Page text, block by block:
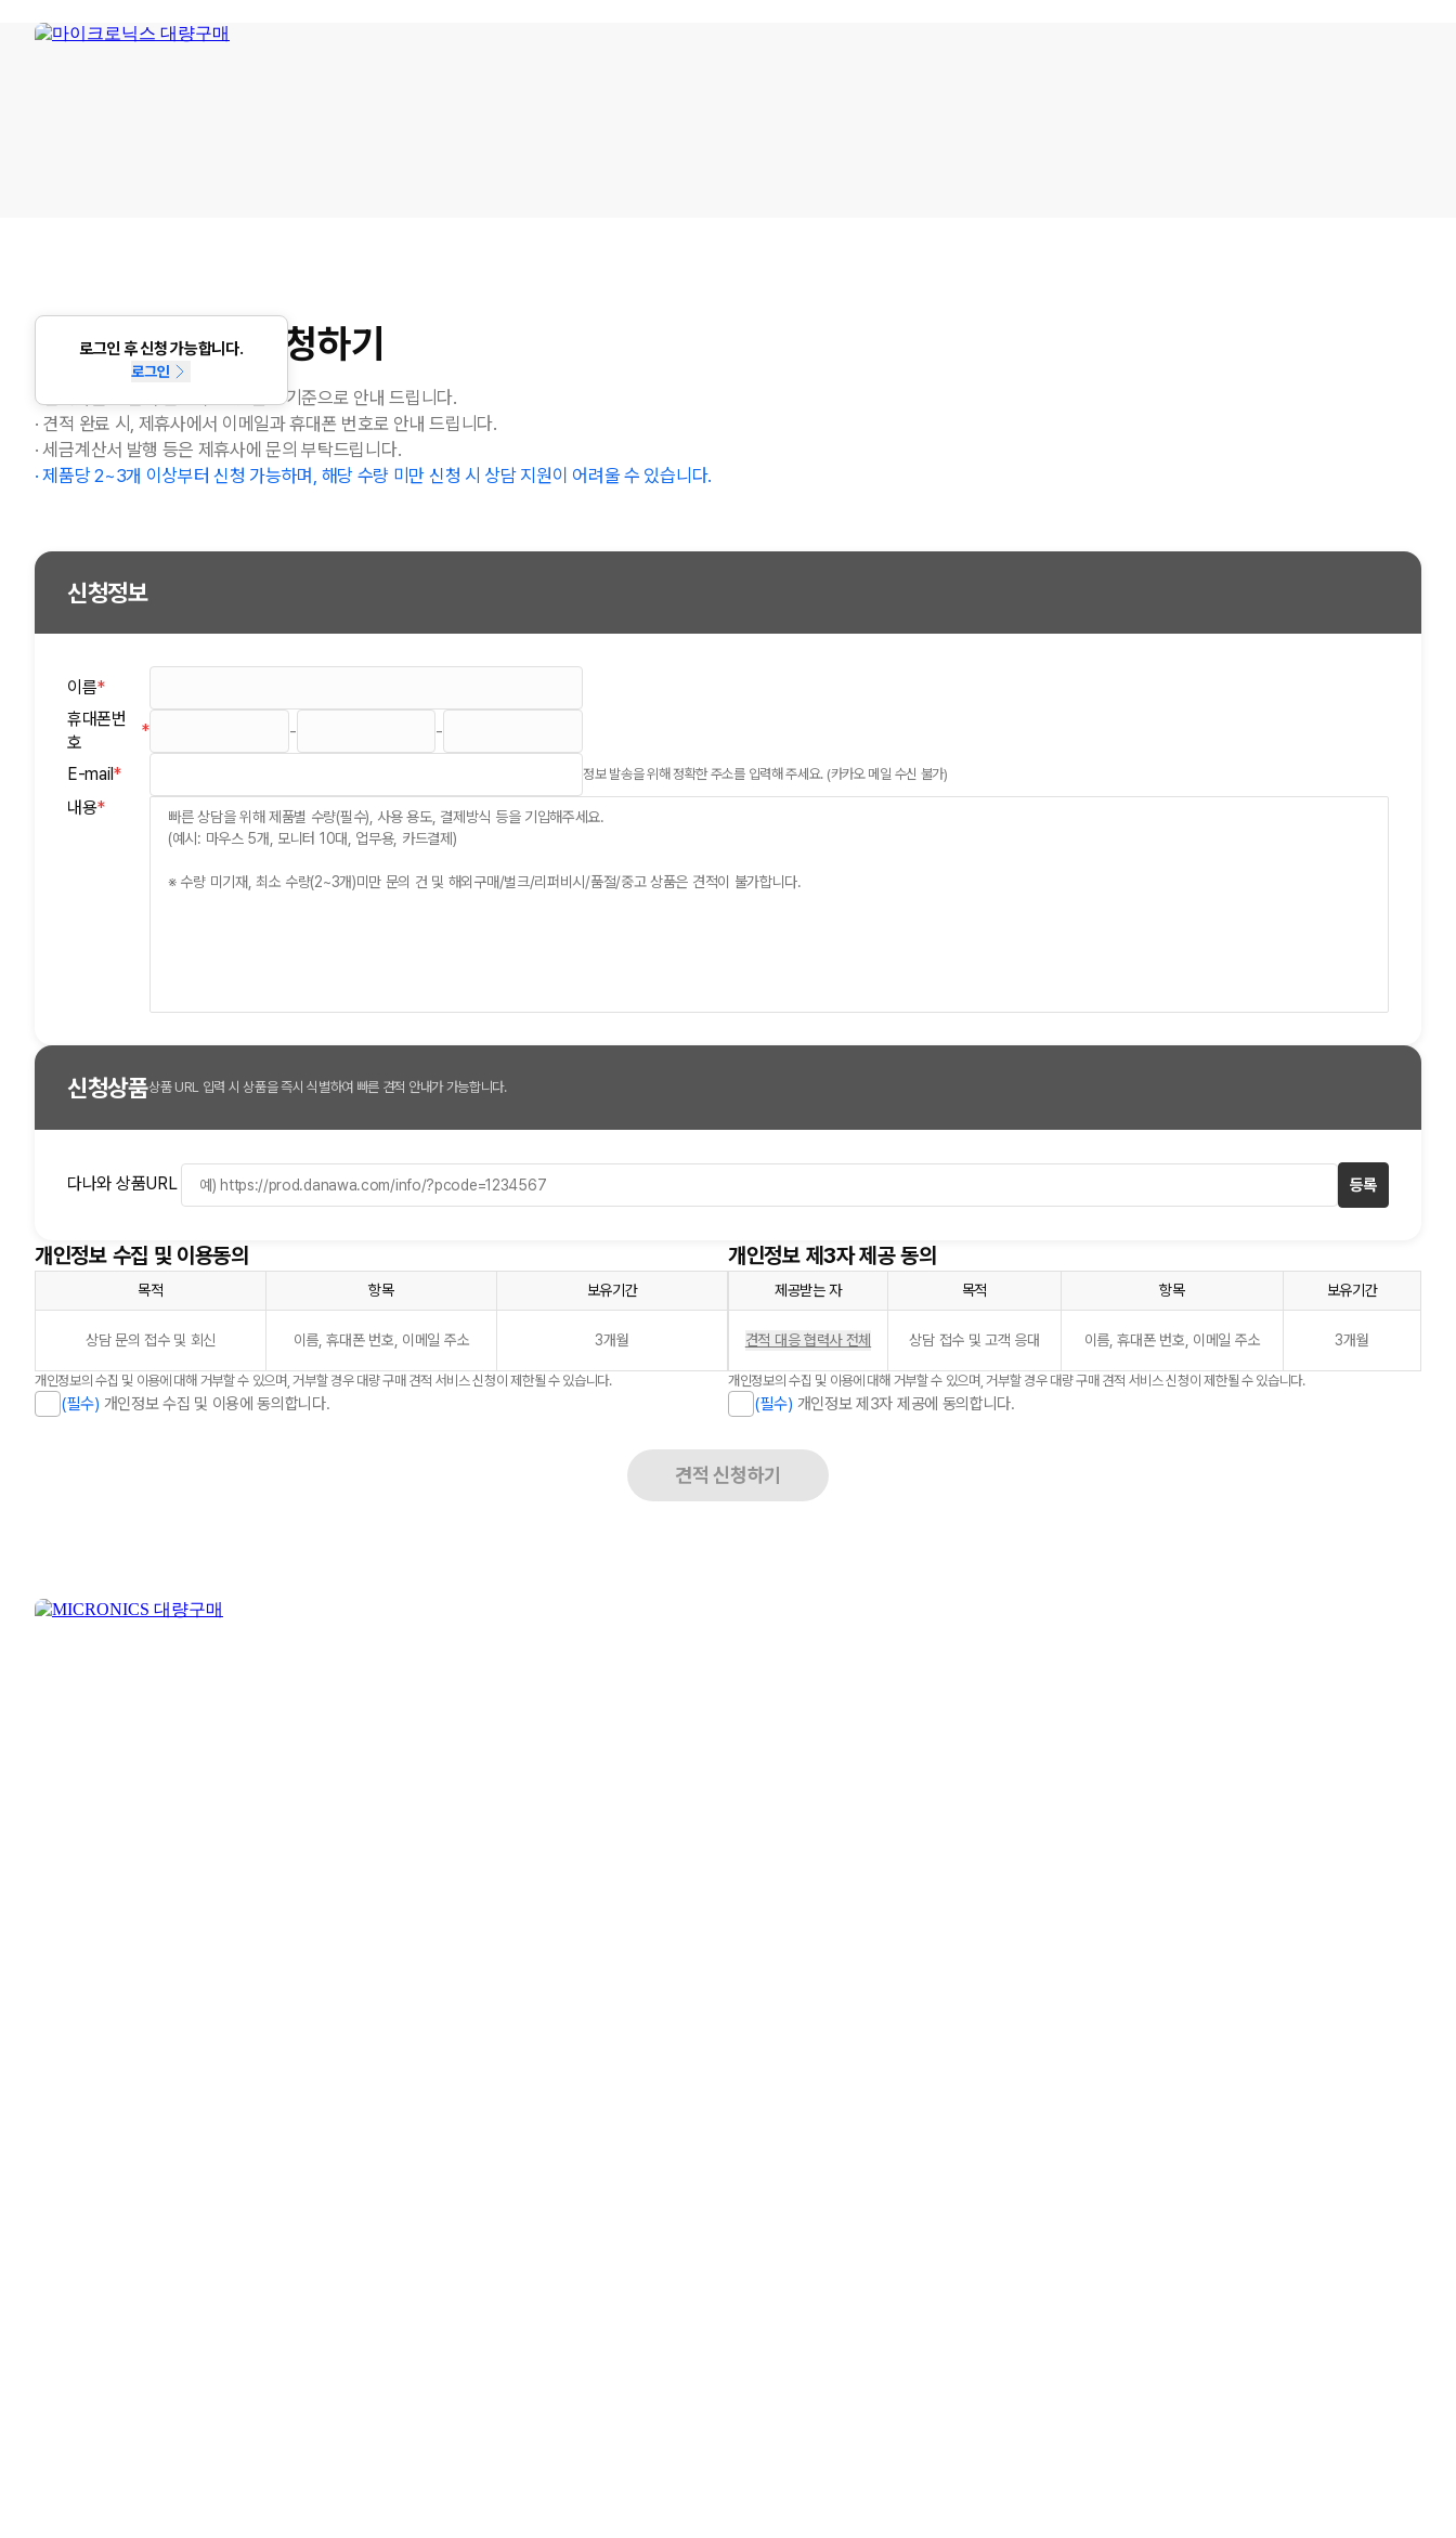
로그인 후 신청 가능합니다.
로그인
대량구매 견적 신청하기
· 견적가는 계산서 발행 무통장 결제 기준으로 안내 드립니다.
· 견적 완료 시, 제휴사에서 이메일과 휴대폰 번호로 안내 드립니다.
· 세금계산서 발행 등은 제휴사에 문의 부탁드립니다.
· 제품당 2~3개 이상부터 신청 가능하며, 해당 수량 미만 신청 시 상담 지원이 어려울 수 있습니다.
신청정보
이름*
(필수)
휴대폰번
호
*
(필수) - -
E-mail*
(필수) 정보 발송을 위해 정확한 주소를 입력해 주세요. (카카오 메일 수신 불가)
내용*(필수)
신청상품상품 URL 입력 시 상품을 즉시 식별하여 빠른 견적 안내가 가능합니다.
다나와 상품URL 등록
개인정보 수집 및 이용동의
목적 항목 보유기간
상담 문의 접수 및 회신 이름, 휴대폰 번호, 이메일 주소 3개월
개인정보의 수집 및 이용에 대해 거부할 수 있으며, 거부할 경우 대량 구매 견적 서비스 신청이 제한될 수 있습니다.
(필수) 개인정보 수집 및 이용에 동의합니다.
개인정보 제3자 제공 동의
제공받는 자 목적 항목 보유기간
견적 대응 협력사 전체 상담 접수 및 고객 응대 이름, 휴대폰 번호, 이메일 주소 3개월
개인정보의 수집 및 이용에 대해 거부할 수 있으며, 거부할 경우 대량 구매 견적 서비스 신청이 제한될 수 있습니다.
(필수) 개인정보 제3자 제공에 동의합니다.
견적 신청하기